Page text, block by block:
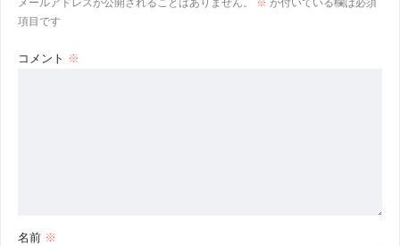
メールアドレスが公開されることはありません。 ※ が付いている欄は必須
項目です
コメント ※
名前 ※